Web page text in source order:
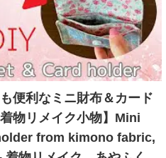
便利なミニ財布＆カード
物リメイク小物】Mini
from kimono fabric,